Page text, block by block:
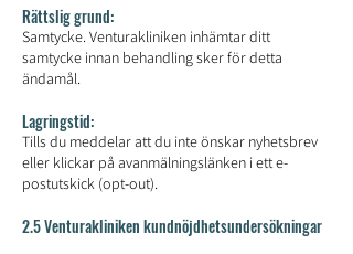
Rättslig grund:
Samtycke. Venturakliniken inhämtar ditt
samtycke innan behandling sker för detta
ändamål.
Lagringstid:
Tills du meddelar att du inte önskar nyhetsbrev
eller klickar på avanmälningslänken i ett e-
postutskick (opt-out).
2.5 Venturakliniken kundnöjdhetsundersökningar